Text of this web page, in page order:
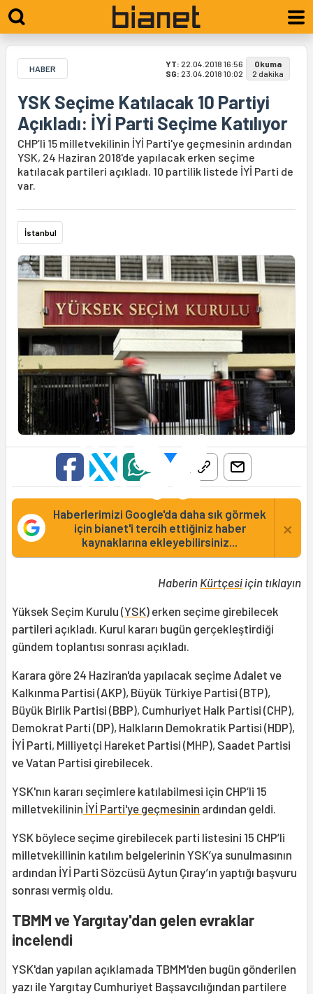
HABER YT: 22.04.2018 16:56
SG: 23.04.2018 10:02
Okuma
2 dakika
YSK Seçime Katılacak 10 Partiyi
Açıkladı: İYİ Parti Seçime Katılıyor
CHP’li 15 milletvekilinin İYİ Parti'ye geçmesinin ardından
YSK, 24 Haziran 2018'de yapılacak erken seçime
katılacak partileri açıkladı. 10 partilik listede İYİ Parti de
var.
İstanbul
Haberlerimizi Google'da daha sık görmek
için bianet'i tercih ettiğiniz haber
kaynaklarına ekleyebilirsiniz...
×
Haberin Kürtçesiiçin tıklayın
Yüksek Seçim Kurulu (YSK) erken seçime girebilecek
partileri açıkladı. Kurul kararı bugün gerçekleştirdiği
gündem toplantısı sonrası açıkladı.
Karara göre 24 Haziran'da yapılacak seçime Adalet ve
Kalkınma Partisi (AKP), Büyük Türkiye Partisi (BTP),
Büyük Birlik Partisi (BBP), Cumhuriyet Halk Partisi (CHP),
Demokrat Parti (DP), Halkların Demokratik Partisi (HDP),
İYİ Parti, Milliyetçi Hareket Partisi (MHP), Saadet Partisi
ve Vatan Partisi girebilecek.
YSK'nın kararı seçimlere katılabilmesi için CHP’li 15
milletvekilinin İYİ Parti'ye geçmesinin ardından geldi.
YSK böylece seçime girebilecek parti listesini 15 CHP’li
milletvekillinin katılım belgelerinin YSK’ya sunulmasının
ardından İYİ Parti Sözcüsü Aytun Çıray’ın yaptığı başvuru
sonrası vermiş oldu.
TBMM ve Yargıtay'dan gelen evraklar
incelendi
YSK'dan yapılan açıklamada TBMM'den bugün gönderilen
yazı ile Yargıtay Cumhuriyet Başsavcılığından partilere